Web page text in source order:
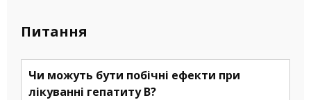
Питання
Чи можуть бути побічні ефекти при
лікуванні гепатиту B?